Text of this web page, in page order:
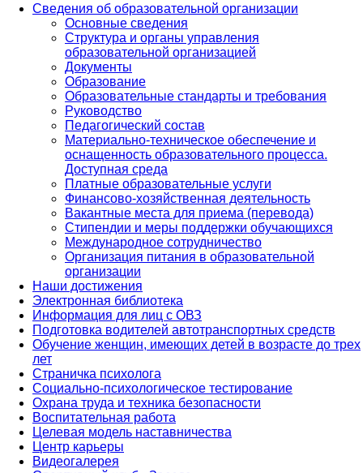
Сведения об образовательной организации
Основные сведения
Структура и органы управления
образовательной организацией
Документы
Образование
Образовательные стандарты и требования
Руководство
Педагогический состав
Материально-техническое обеспечение и
оснащенность образовательного процесса.
Доступная среда
Платные образовательные услуги
Финансово-хозяйственная деятельность
Вакантные места для приема (перевода)
Стипендии и меры поддержки обучающихся
Международное сотрудничество
Организация питания в образовательной
организации
Наши достижения
Электронная библиотека
Информация для лиц с ОВЗ
Подготовка водителей автотранспортных средств
Обучение женщин, имеющих детей в возрасте до трех
лет
Страничка психолога
Социально-психологическое тестирование
Охрана труда и техника безопасности
Воспитательная работа
Целевая модель наставничества
Центр карьеры
Видеогалерея